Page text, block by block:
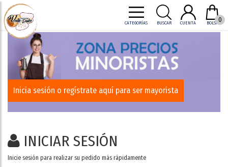
BOLSA 0
CUENTA
BUSCAR
CATEGORÍAS
Inicia sesión o regístrate aquí para ser mayorista
INICIAR SESIÓN
Inicie sesión para realizar su pedido más rápidamente